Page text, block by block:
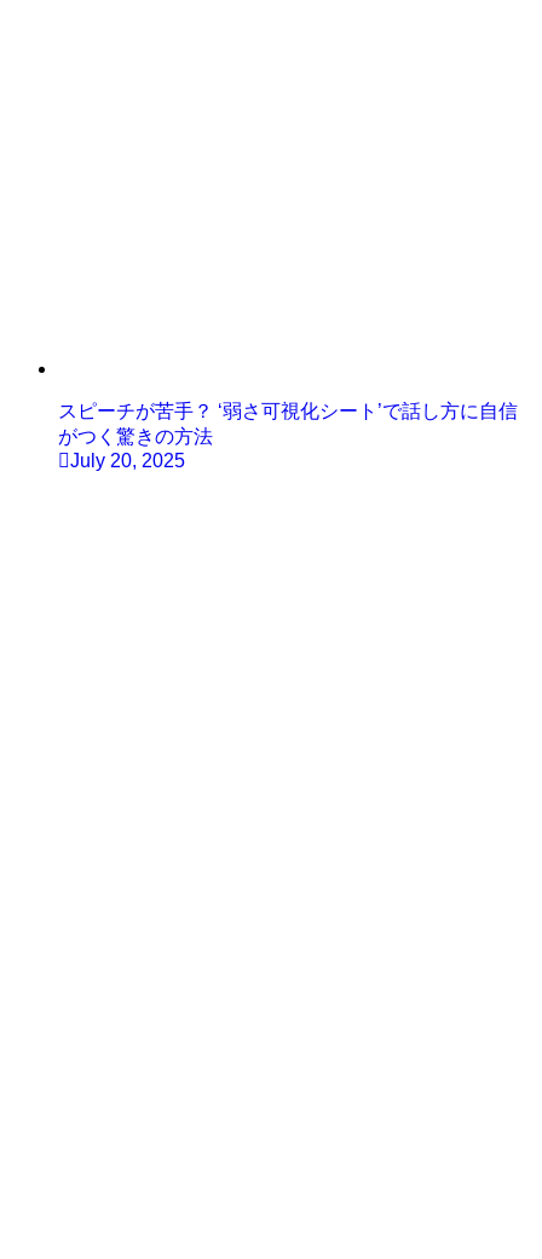
スピーチが苦手？ ‘弱さ可視化シート’で話し方に自信
がつく驚きの方法
July 20, 2025